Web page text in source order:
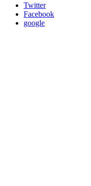
Twitter
Facebook
google